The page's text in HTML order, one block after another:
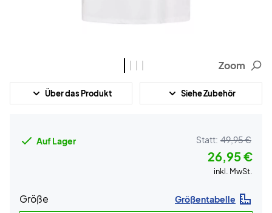
Zoom
Über das Produkt Siehe Zubehör
Auf Lager Statt: 49,95 €
26,95 €
inkl. MwSt.
Größe Größentabelle